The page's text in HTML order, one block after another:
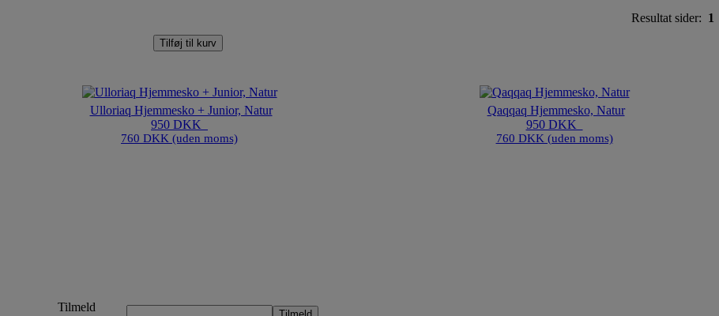
Resultat sider: 1
Tilføj til kurv
Ulloriaq Hjemmesko + Junior, Natur
950 DKK
760 DKK (uden moms)
Qaqqaq Hjemmesko, Natur
950 DKK
760 DKK (uden moms)
Tilmeld